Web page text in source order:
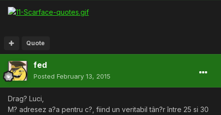
Quote
fed
Posted February 13, 2015
Drag? Luci,
M? adresez a?a pentru c?, fiind un veritabil tân?r între 25 si 30